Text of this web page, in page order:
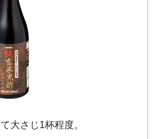
大さじ1杯程度。